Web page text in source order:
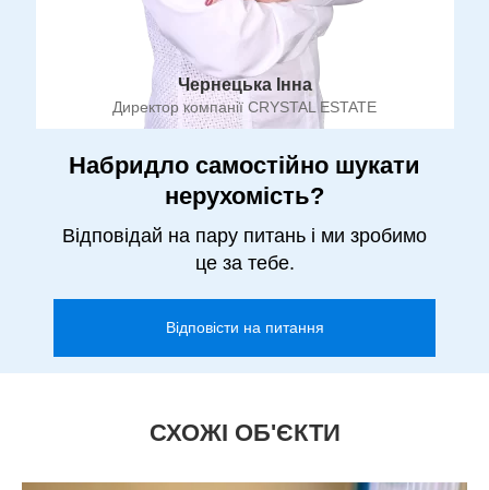
Чернецька Інна
Директор компанії CRYSTAL ESTATE
Набридло самостійно шукати
нерухомість?
Відповідай на пару питань і ми зробимо
це за тебе.
Відповісти на питання
СХОЖІ ОБ'ЄКТИ